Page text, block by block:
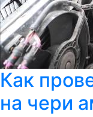
Как
на чери